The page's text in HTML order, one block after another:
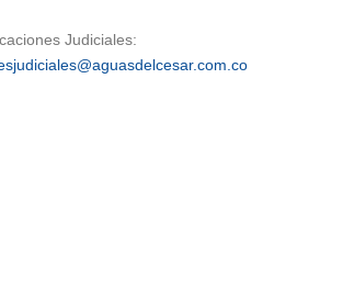
Judiciales: